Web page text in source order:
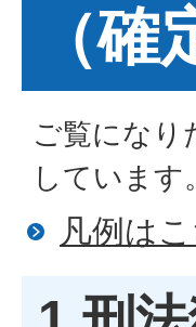
（確
ご覧になり
しています。
凡例は